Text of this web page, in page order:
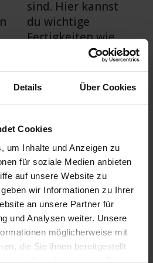
Details Über Cookies
Cookies
um Inhalte und Anzeigen zu
für soziale Medien anbieten
auf unsere Website zu
wir Informationen zu Ihrer
an unsere Partner für
und Analysen weiter. Unsere
möglicherweise mit
die Sie ihnen bereitgestellt
Ihrer Nutzung der Dienste
sind. Hier kannst
du wichtige
Fertigkeiten wie
Kundenakquise,
Verkaufstechnike
n und
den Erwerb dieser
Fähigkeiten
erhöhst du deine
Chancen auf eine
Beförderung und
höhere
Verdienstmöglich
keiten.